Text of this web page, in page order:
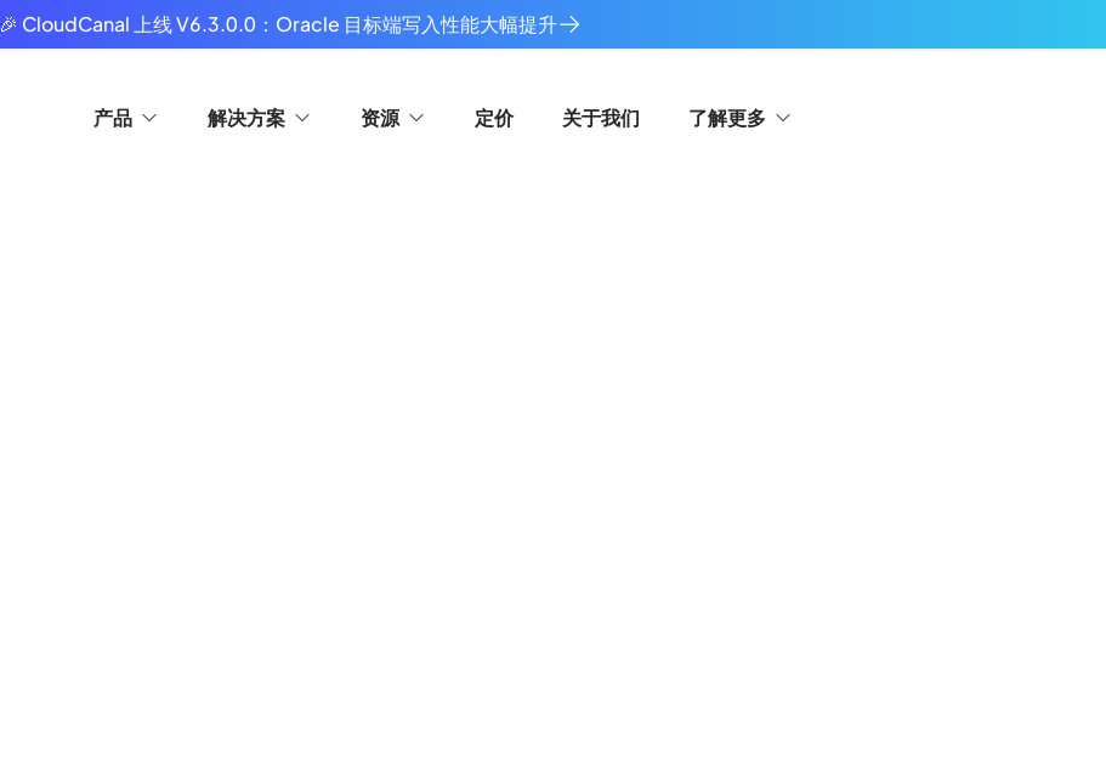
🎉 CloudCanal 上线 V6.3.0.0：Oracle 目标端写入性能大幅提升
产品 解决方案 资源 定价 关于我们 了解更多